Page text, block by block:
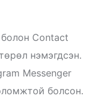
Contact
нэмэгдсэн.
Messenger
болсон.